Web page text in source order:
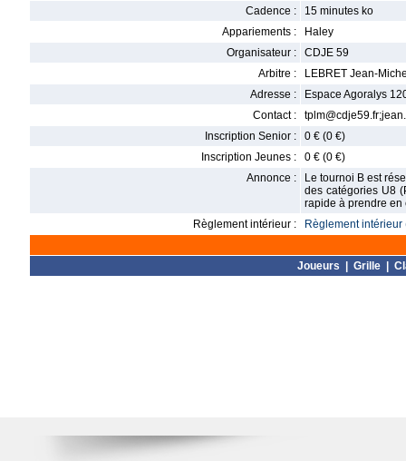
Cadence :
15 minutes ko
Appariements :
Haley
Organisateur :
CDJE 59
Arbitre :
LEBRET Jean-
Adresse :
Espace Agoralys
Contact :
Inscription Senior :
0 € (0 €)
Inscription Jeunes :
0 € (0 €)
Annonce :
Le tournoi B est
des catégories U8
rapide à prendre en
Règlement intérieur :
Règlement intérieur
Joueurs Grille|